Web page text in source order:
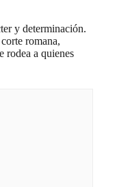
y determinación.
romana,
rodea a quienes